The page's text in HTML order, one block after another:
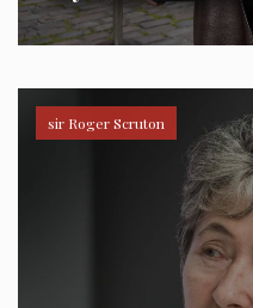
sir Roger Scruton